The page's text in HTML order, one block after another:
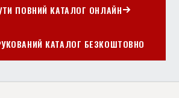
ПОВНИЙ КАТАЛОГ ОНЛАЙН
КАТАЛОГ БЕЗКОШТОВНО